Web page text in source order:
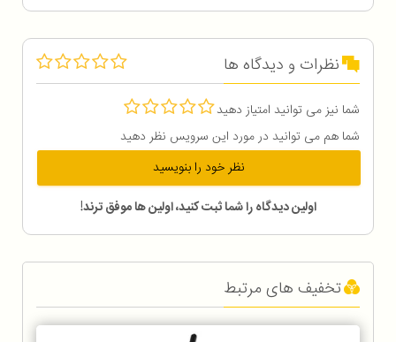
نظرات و دیدگاه ها
شما نیز می توانید امتیاز دهید
شما هم می توانید در مورد این سرویس نظر دهید
نظر خود را بنویسید
اولین دیدگاه را شما ثبت کنید، اولین ها موفق ترند!
تخفیف های مرتبط